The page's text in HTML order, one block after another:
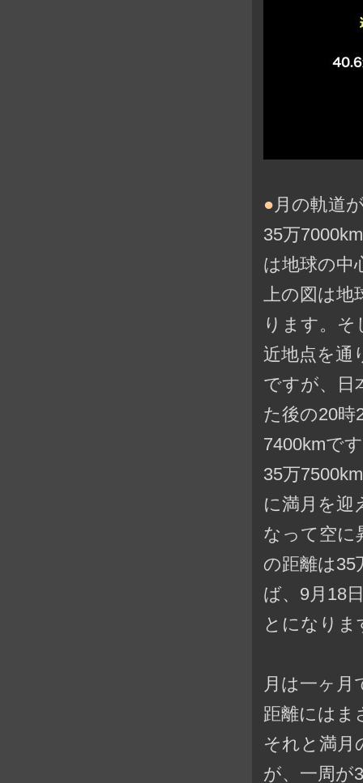
● 月の軌道
35万
は地球の中
上の図は地
ります。そ
近地点を通
ですが、日
た後の20時
7400kmで
35万
に満月を迎
なって空に
の距離は35
ば、9月18
とになりま
月は一ヶ月
距離にはま
それと満月
が、一周が